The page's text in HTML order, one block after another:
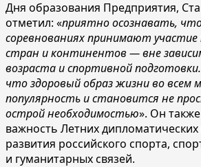
Дня образования Предприятия,
отметил: «приятно осознавать,
соревнованиях принимают
стран и континентов — вне
возраста и спортивной
что здоровый образ жизни во всем
популярность и становится не
острой необходимостью». Он
важность Летних дипломатических
развития российского спорта,
и гуманитарных связей.